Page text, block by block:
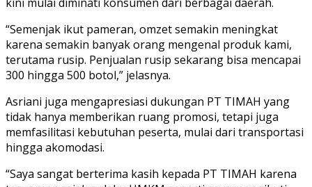
“Semenjak ikut pameran, omzet semakin meningkat
karena semakin banyak orang mengenal produk kami,
terutama rusip. Penjualan rusip sekarang bisa mencapai
300 hingga 500 botol,” jelasnya.
Asriani juga mengapresiasi dukungan PT TIMAH yang
tidak hanya memberikan ruang promosi, tetapi juga
memfasilitasi kebutuhan peserta, mulai dari transportasi
hingga akomodasi.
“Saya sangat berterima kasih kepada PT TIMAH karena